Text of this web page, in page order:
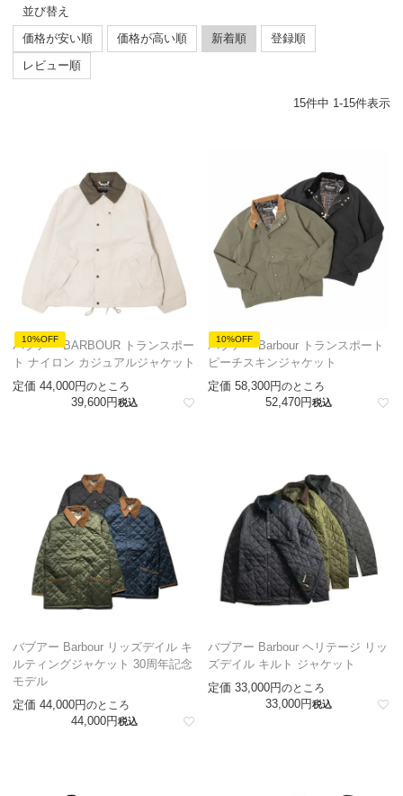
並び替え
価格が安い順
価格が高い順 新着順
登録順
レビュー順
15件中 1-15件表示
10%OFF
バブアー BARBOUR トランスポー
ト ナイロン カジュアルジャケット
定価 44,000 のところ
39,600 税込
10%OFF
バブアー Barbour トランスポート
ピーチスキンジャケット
定価 58,300 のところ
52,470 税込
バブアー Barbour リッズデイル キ
ルティングジャケット 30周年記念
モデル
定価 44,000 のところ
44,000 税込
バブアー Barbour ヘリテージ リッ
ズデイル キルト ジャケット
定価 33,000 のところ
33,000 税込